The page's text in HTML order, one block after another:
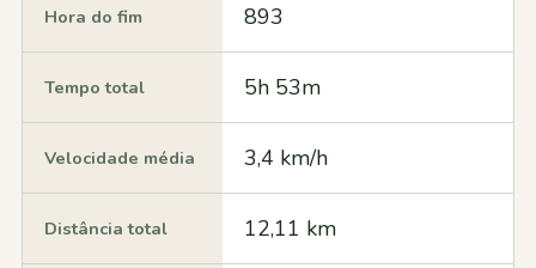
Hora do fim 893
Tempo total 5h 53m
Velocidade média 3,4 km/h
Distância total 12,11 km